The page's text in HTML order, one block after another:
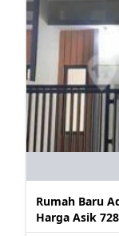
Rumah Baru
Harga Asik